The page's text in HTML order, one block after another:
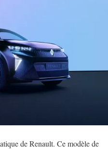
de Renault. Ce modèle de